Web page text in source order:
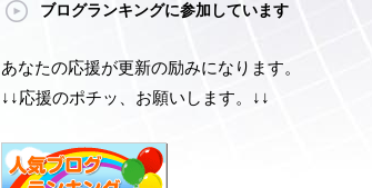
ブログランキングに参加しています
あなたの応援が更新の励みになります。
↓↓応援のポチッ、お願いします。↓↓